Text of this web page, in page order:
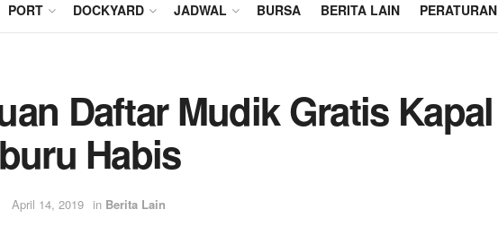
PORT DOCKYARD JADWAL BURSA BERITA LAIN PERATURAN
Daftar Mudik Gratis Kapal
Habis
April 14, 2019 in Berita Lain